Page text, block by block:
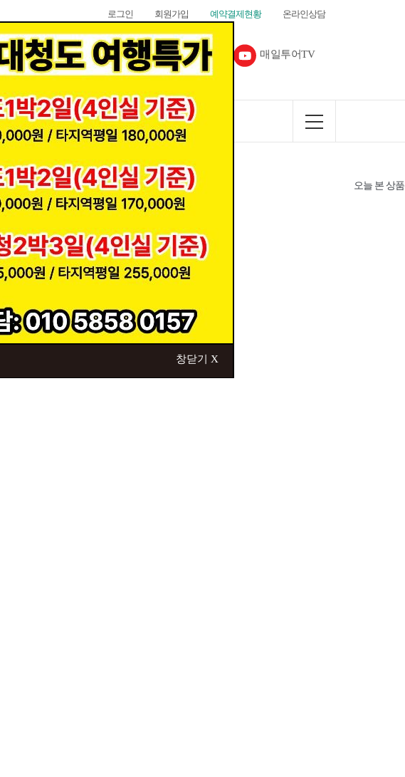
로그인 회원가입 예약결제현황 온라인상담
기차여행
다음카페 매일투어TV
오늘 본 상품
모두보기 커뮤니티
창닫기 X